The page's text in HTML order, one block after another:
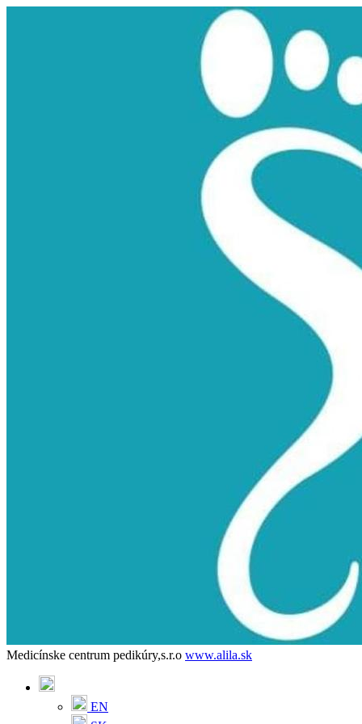
Medicínske centrum pedikúry,s.r.o www.alila.sk
EN